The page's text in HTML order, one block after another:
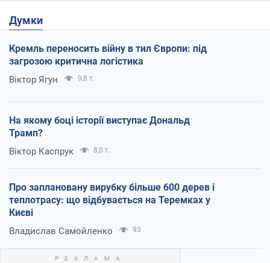
Думки
Кремль переносить війну в тил Європи: під
загрозою критична логістика
Віктор Ягун 9,8 т.
На якому боці історії виступає Дональд
Трамп?
Віктор Каспрук 8,0 т.
Про заплановану вирубку більше 600 дерев і
теплотрасу: що відбувається на Теремках у
Києві
Владислав Самойленко 93